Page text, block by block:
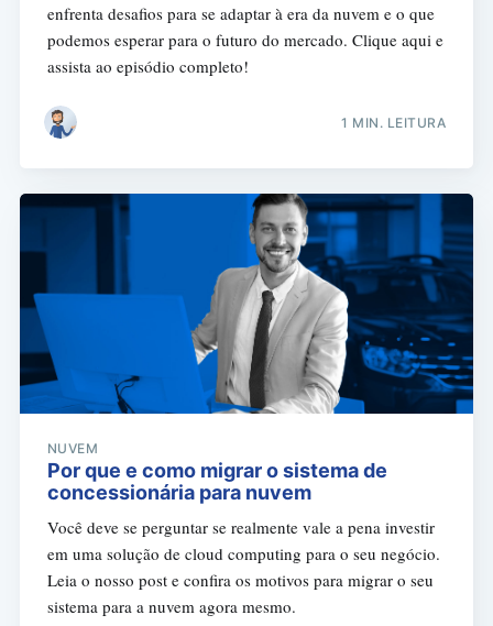
enfrenta desafios para se adaptar à era da nuvem e o que
podemos esperar para o futuro do mercado. Clique aqui e
assista ao episódio completo!
1 MIN. LEITURA
NUVEM
Por que e como migrar o sistema de
concessionária para nuvem
Você deve se perguntar se realmente vale a pena investir
em uma solução de cloud computing para o seu negócio.
Leia o nosso post e confira os motivos para migrar o seu
sistema para a nuvem agora mesmo.